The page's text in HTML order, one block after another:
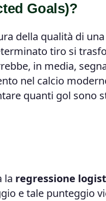
Goals)?
della qualità di
tiro si
in media,
nel calcio
quanti gol sono
la regressione
e tale punteggio